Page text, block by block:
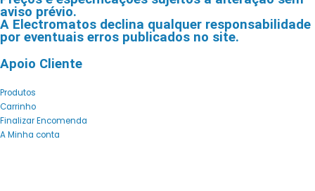
aviso prévio.
A Electromatos declina qualquer responsabilidade
por eventuais erros publicados no site.
Apoio Cliente
Produtos
Carrinho
Finalizar Encomenda
A Minha conta